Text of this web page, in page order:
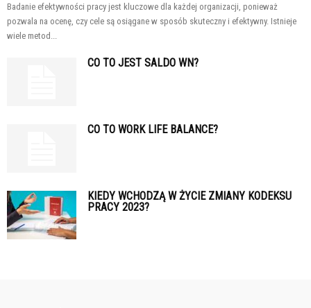
Badanie efektywności pracy jest kluczowe dla każdej organizacji, ponieważ
pozwala na ocenę, czy cele są osiągane w sposób skuteczny i efektywny. Istnieje
wiele metod...
CO TO JEST SALDO WN?
CO TO WORK LIFE BALANCE?
KIEDY WCHODZĄ W ŻYCIE ZMIANY KODEKSU
PRACY 2023?